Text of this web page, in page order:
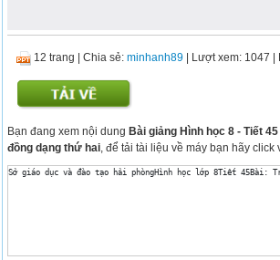
12 trang |Chia sẻ:minhanh89 | Lượt xem: 1047
Bạn đang xem nội dungBài giảng Hình học 8 - Tiết
đồng dạng thứ hai , để tải tài liệu về máy bạn hãy click